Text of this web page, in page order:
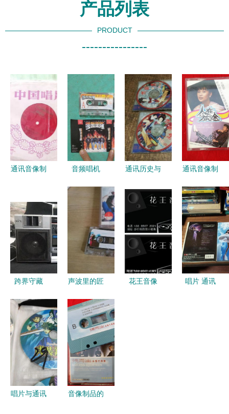
产品列表
PRODUCT
----------------
通讯音像制
忆与现代价
值的深度解
音频唱机
品 收藏杂
通讯历史与
音像制品的
收藏与制作
艺术
通讯音像制
项 音像制
品制作的艺
术与价值
跨界守藏
魂的不朽旅
程
声波里的匠
藏与音像制
品制作杂谈
花王音像
唱片 通讯
唱片与通讯
音像制品的